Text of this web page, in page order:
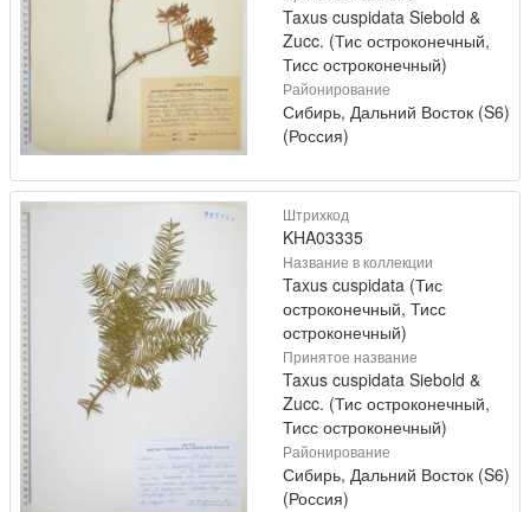
Taxus cuspidata Siebold &
Zucc. (Тис остроконечный,
Тисс остроконечный)
Районирование
Сибирь, Дальний Восток (S6)
(Россия)
Штрихкод
KHA03335
Название в коллекции
Taxus cuspidata (Тис
остроконечный, Тисс
остроконечный)
Принятое название
Taxus cuspidata Siebold &
Zucc. (Тис остроконечный,
Тисс остроконечный)
Районирование
Сибирь, Дальний Восток (S6)
(Россия)